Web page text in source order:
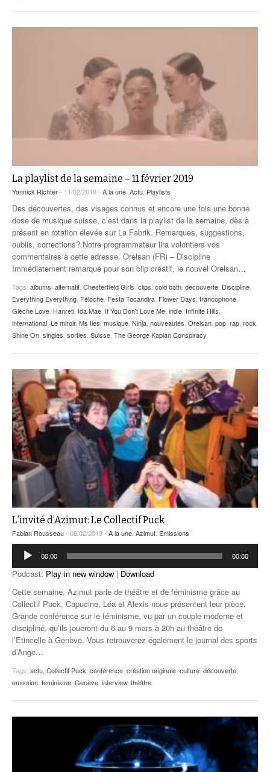
La playlist de la semaine – 11 février 2019
Yannick Richter- 11/02/2019 - A la une Actu Playlists
Des découvertes, des visages connus et encore une fois une bonne
dose de musique suisse, c’est dans la playlist de la semaine, dès à
présent en rotation élevée sur La Fabrik. Remarques, suggestions,
oublis, corrections? Notre programmateur lira volontiers vos
commentaires à cette adresse. Orelsan (FR) – Discipline
Immédiatement remarqué pour son clip créatif, le nouvel Orelsan…
Tags: albums alternatif Chesterfield Girls clips cold bath découverte Discipline
Everything Everything Féloche Festa Tocandira Flower Days francophone
Glèche Love Hanreti Ida Mae If You Don't Love Me indie Infinite Hills
international Le miroir, Ms Iles musique Ninja nouveautés Orelsan pop rap rock
Shine On singles sorties Suisse The George Kaplan Conspiracy
L’invité d’Azimut: Le Collectif Puck
Fabian Rousseau- 06/02/2019 - A la une, Azimut, Emissions
Lecteur
audio
00:00 00:00
Podcast: Play in new window | Download
Cette semaine, Azimut parle de théâtre et de féminisme grâce au
Collectif Puck. Capucine, Léa et Alexis nous présentent leur pièce,
Grande conférence sur le féminisme, vu par un couple moderne et
discipliné, qu’ils joueront du 6 au 9 mars à 20h au théâtre de
l’Etincelle à Genève. Vous retrouverez également le journal des sports
d’Ange…
Tags: actu, Collectif Puck, conférence, création originale, culture, découverte,
emission, feminisme, Genève, interview, théâtre